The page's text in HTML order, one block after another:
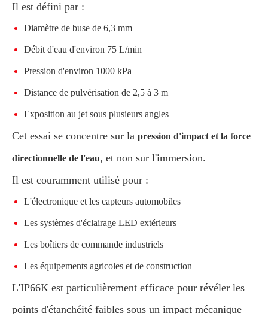
Il est défini par :
Diamètre de buse de 6,3 mm
Débit d'eau d'environ 75 L/min
Pression d'environ 1000 kPa
Distance de pulvérisation de 2,5 à 3 m
Exposition au jet sous plusieurs angles
Cet essai se concentre sur la pression d'impact et la force
directionnelle de l'eau, et non sur l'immersion.
Il est couramment utilisé pour :
L'électronique et les capteurs automobiles
Les systèmes d'éclairage LED extérieurs
Les boîtiers de commande industriels
Les équipements agricoles et de construction
L'IP66K est particulièrement efficace pour révéler les
points d'étanchéité faibles sous un impact mécanique